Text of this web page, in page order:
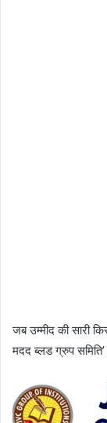
जब उम्मीद की सारी
मदद ब्लड ग्रुप